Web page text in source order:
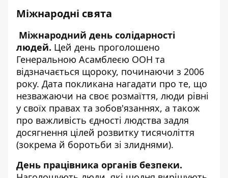
Міжнародні свята
Міжнародний день солідарності
людей. Цей день проголошено
Генеральною Асамблеєю ООН та
відзначається щороку, починаючи з 2006
року. Дата покликана нагадати про те, що
незважаючи на своє розмаїття, люди рівні
у своїх правах та зобов'язаннях, а також
про важливість єдності людства задля
досягнення цілей розвитку тисячоліття
(зокрема й боротьби зі злиднями).
День працівника органів безпеки.